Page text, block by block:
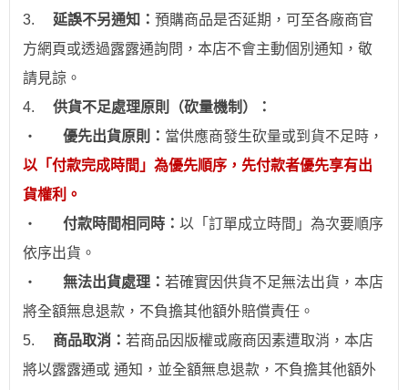
3.
延誤不另通知： 預購商品是否延期，可至各廠商官
方網頁或透過露露通詢問，本店不會主動個別通知 ，敬
請見諒。
4.
供貨不足處理原則（砍量機制）：
‧
優先出貨原則： 當供應商發生砍量或到貨不足時，
以「付款完成時間」為優先順序，先付款者優先享有出
貨權利。
‧
付款時間相同時： 以「訂單成立時間」為次要順序
依序出貨。
‧
無法出貨處理： 若確實因供貨不足無法出貨，本店
將全額無息退款，不負擔其他額外賠償責任。
5.
商品取消： 若商品因版權或廠商因素遭取消，本店
將以露露通或 通知，並全額無息退款 ，不負擔其他額外